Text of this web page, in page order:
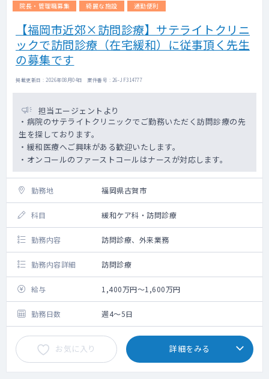
院長・管理職募集
綺麗な施設 通勤便利
【福岡市近郊×訪問診療】サテライトクリニ
ックで訪問診療（在宅緩和）に従事頂く先生
の募集です
掲載更新日 : 2026年08月04日 案件番号 : 26-JF314777
担当エージェントより
・病院のサテライトクリニックでご勤務いただく訪問診療の先
生を探しております。
・緩和医療へご興味がある歓迎いたします。
・オンコールのファーストコールはナースが対応します。
勤務地 福岡県古賀市
科目 緩和ケア科・訪問診療
勤務内容 訪問診療、外来業務
勤務内容詳細 訪問診療
給与 1,400万円～1,600万円
勤務日数 週4～5日
お気に入り 詳細をみる